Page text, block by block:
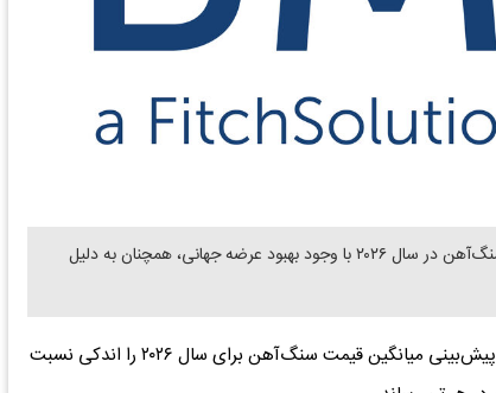
دنیای معدن: بر اساس پیش بینی موسسه تحقیقاتی BMI، قیمت سنگ‌آهن در سال ۲۰۲۶ با وجود بهبود عرضه جهانی، همچنان به دلیل
به گزارش دنیای معدن، این موسسه وابسته به «فیچ سولوشنز»، پیش‌بینی میانگین قیمت سنگ‌آهن برای سال ۲۰۲۶ را اندکی نسبت